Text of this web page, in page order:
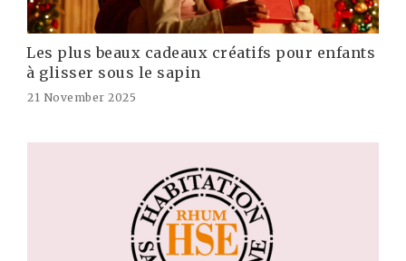
Les plus beaux cadeaux créatifs pour enfants
à glisser sous le sapin
21 November 2025